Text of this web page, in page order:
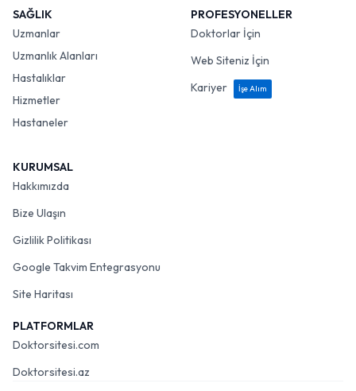
SAĞLIK
Uzmanlar
Uzmanlık Alanları
Hastalıklar
Hizmetler
Hastaneler
PROFESYONELLER
Doktorlar İçin
Web Siteniz İçin
Kariyer
İşe Alım
KURUMSAL
Hakkımızda
Bize Ulaşın
Gizlilik Politikası
Google Takvim Entegrasyonu
Site Haritası
PLATFORMLAR
Doktorsitesi.com
Doktorsitesi.az